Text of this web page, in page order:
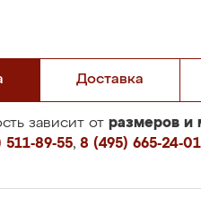
Доставка
зависит от размеров и
89-55, 8 (495) 665-24-01